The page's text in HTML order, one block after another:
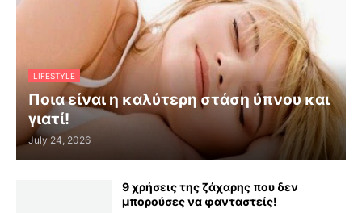
LIFESTYLE
Ποια είναι η καλύτερη στάση ύπνου και
γιατί!
July 24, 2026
9 χρήσεις της ζάχαρης που δεν
μπορούσες να φανταστείς!